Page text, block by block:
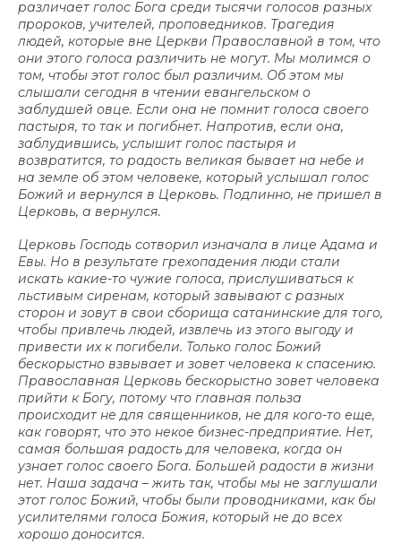
различает голос Бога среди тысячи голосов разных
пророков, учителей, проповедников. Трагедия
людей, которые вне Церкви Православной в том, что
они этого голоса различить не могут. Мы молимся о
том, чтобы этот голос был различим. Об этом мы
слышали сегодня в чтении евангельском о
заблудшей овце. Если она не помнит голоса своего
пастыря, то так и погибнет. Напротив, если она,
заблудившись, услышит голос пастыря и
возвратится, то радость великая бывает на небе и
на земле об этом человеке, который услышал голос
Божий и вернулся в Церковь. Подлинно, не пришел в
Церковь, а вернулся.
Церковь Господь сотворил изначала в лице Адама и
Евы. Но в результате грехопадения люди стали
искать какие-то чужие голоса, прислушиваться к
льстивым сиренам, который завывают с разных
сторон и зовут в свои сборища сатанинские для того,
чтобы привлечь людей, извлечь из этого выгоду и
привести их к погибели. Только голос Божий
бескорыстно взвывает и зовет человека к спасению.
Православная Церковь бескорыстно зовет человека
прийти к Богу, потому что главная польза
происходит не для священников, не для кого-то еще,
как говорят, что это некое бизнес-предприятие. Нет,
самая большая радость для человека, когда он
узнает голос своего Бога. Большей радости в жизни
нет. Наша задача – жить так, чтобы мы не заглушали
этот голос Божий, чтобы были проводниками, как бы
усилителями голоса Божия, который не до всех
хорошо доносится.